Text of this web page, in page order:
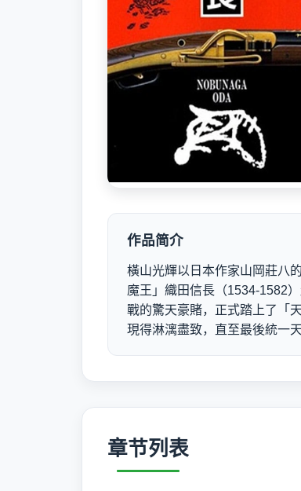
作品简介
橫山光輝以日本作家山岡莊八
魔王」織田信長（1534-1582
戰的驚天豪賭，正式踏上了「
現得淋漓盡致，直至最後統一
章节列表